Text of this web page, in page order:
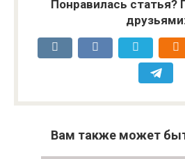
Понравилась статья?
Вам также может